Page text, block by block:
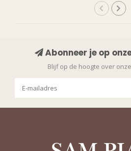
Abonneer je op
Blijf op de hoogte over